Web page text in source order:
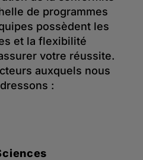
de programmes
possèdent les
et la flexibilité
votre réussite.
auxquels nous
: